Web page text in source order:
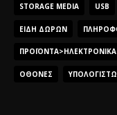
STORAGE MEDIA USB
ΕΊΔΗ ΔΏΡΩΝ
ΟΘΌΝΕΣ